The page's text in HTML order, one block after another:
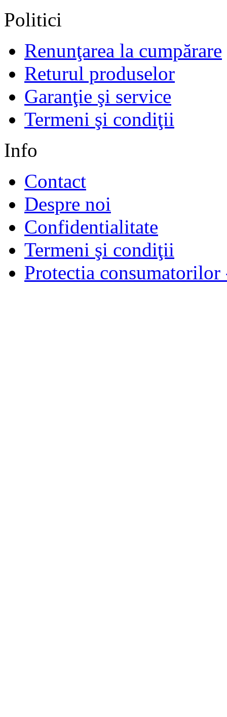
Politici
Renunţarea la cumpărare
Returul produselor
Garanţie şi service
Termeni şi condiţii
Info
Contact
Despre noi
Confidentialitate
Termeni şi condiţii
Protectia